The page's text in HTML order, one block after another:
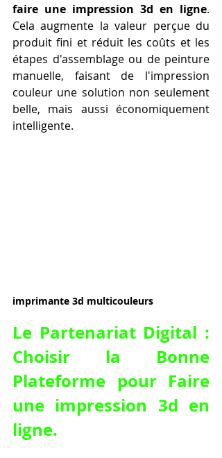
faire une impression 3d en ligne.
Cela augmente la valeur perçue du
produit fini et réduit les coûts et les
étapes d'assemblage ou de peinture
manuelle, faisant de l'impression
couleur une solution non seulement
belle, mais aussi économiquement
intelligente.
imprimante 3d multicouleurs
Le Partenariat Digital :
Choisir la Bonne
Plateforme pour Faire
une impression 3d en
ligne.